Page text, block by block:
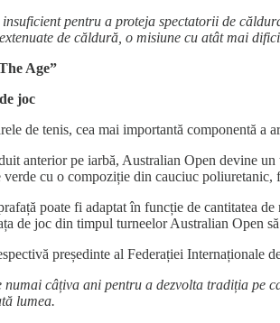
pentru a proteja spectatorii de
de căldură, o misiune cu atât mai
Age”
joc
de tenis, cea mai importantă componentă a
anterior pe iarbă, Australian Open devine
cu o compoziție din cauciuc
poate fi adaptat în funcție de cantitatea
de joc din timpul turneelor Australian Open
președinte al Federației Internaționale
numai câțiva ani pentru a dezvolta tradiția
lumea.